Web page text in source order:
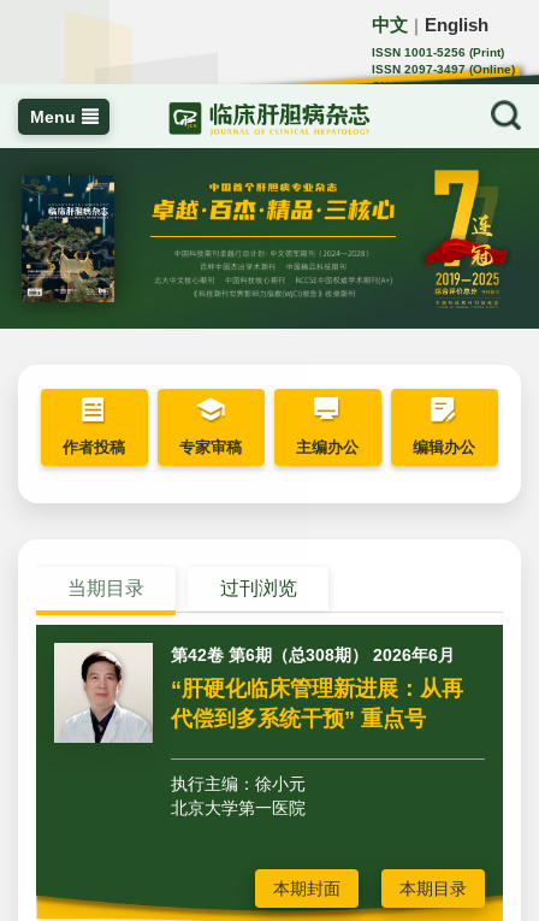
中文 ｜ English
ISSN 1001-5256 (Print)
ISSN 2097-3497 (Online)
CN 22-1108/R
Menu
作者投稿 专家审稿 主编办公 编辑办公
当期目录 过刊浏览
第42卷 第6期（总308期） 2026年6月
“肝硬化临床管理新进展：从再
代偿到多系统干预” 重点号
执行主编：徐小元
北京大学第一医院
本期封面 本期目录